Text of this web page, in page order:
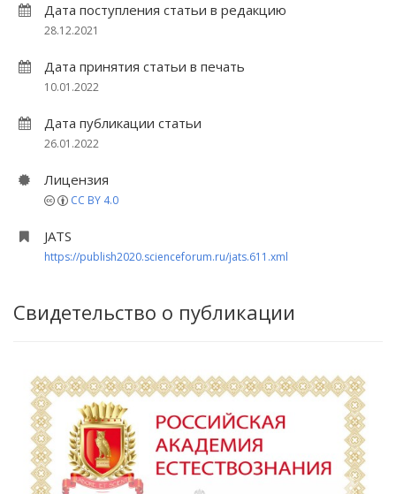
Дата поступления статьи в редакцию
28.12.2021
Дата принятия статьи в печать
10.01.2022
Дата публикации статьи
26.01.2022
Лицензия
CC BY 4.0
JATS
https://publish2020.scienceforum.ru/jats.611.xml
Свидетельство о публикации